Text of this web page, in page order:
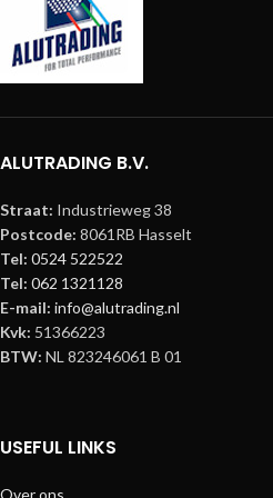
ALUTRADING B.V.
Straat: Industrieweg 38
Postcode: 8061RB Hasselt
Tel: 0524 522522
Tel: 062 1321128
E-mail: info@alutrading.nl
Kvk: 51366223
BTW: NL 823246061 B 01
USEFUL LINKS
Over ons